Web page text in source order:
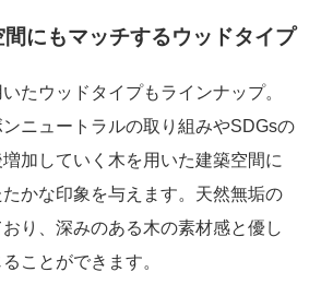
にもマッチするウッドタイプ
たウッドタイプもラインナップ。
ニュートラルの取り組みやSDGsの
加していく木を用いた建築空間に
かな印象を与えます。天然無垢の
り、深みのある木の素材感と優し
ことができます。